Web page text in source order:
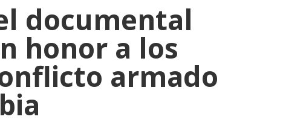
documental
honor a los
armado